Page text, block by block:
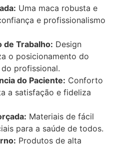
Uma maca robusta e
e profissionalismo
de Trabalho: Design
o posicionamento do
profissional.
do Paciente: Conforto
a satisfação e fideliza
Materiais de fácil
para a saúde de todos.
Produtos de alta